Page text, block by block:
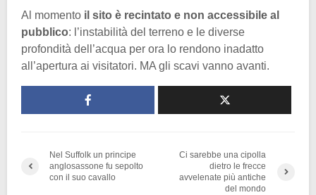
Al momento il sito è recintato e non accessibile al
pubblico: l’instabilità del terreno e le diverse
profondità dell’acqua per ora lo rendono inadatto
all’apertura ai visitatori. MA gli scavi vanno avanti.
Nel Suffolk un principe
anglosassone fu sepolto
con il suo cavallo
Ci sarebbe una cipolla
dietro le frecce
avvelenate più antiche
del mondo